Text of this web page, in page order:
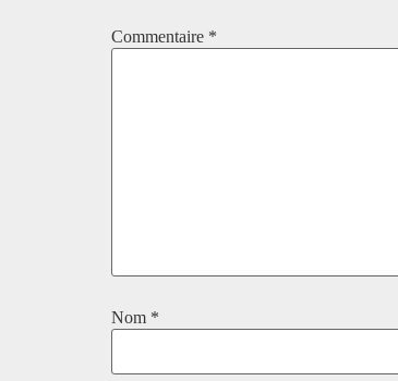
Commentaire *
Nom *